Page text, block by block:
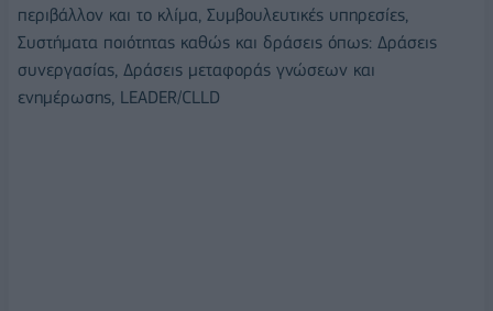
περιβάλλον και το κλίμα, Συμβουλευτικές υπηρεσίες,
Συστήματα ποιότητας καθώς και δράσεις όπως: Δράσεις
συνεργασίας, Δράσεις μεταφοράς γνώσεων και
ενημέρωσης, LEADER/CLLD